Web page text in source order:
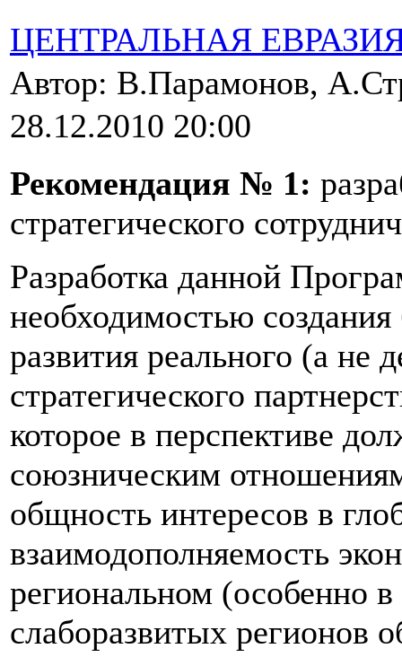
ЦЕНТРАЛЬНАЯ
Автор: В.Парамонов,
28.12.2010 20:00
Рекомендация № 1:
стратегического
Разработка данной
необходимостью
развития реального (а не
стратегического
которое в перспективе
союзническим
общность интересов в
взаимодополняемость
региональном (особенно в
слаборазвитых регионов